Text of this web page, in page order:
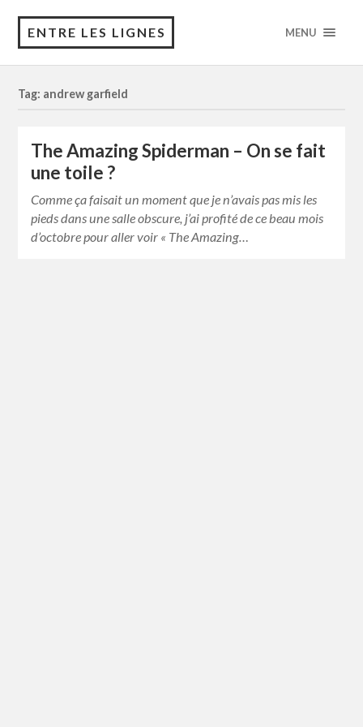
ENTRE LES LIGNES MENU
Tag: andrew garfield
The Amazing Spiderman – On se fait
une toile ?
Comme ça faisait un moment que je n’avais pas mis les
pieds dans une salle obscure, j’ai profité de ce beau mois
d’octobre pour aller voir « The Amazing…